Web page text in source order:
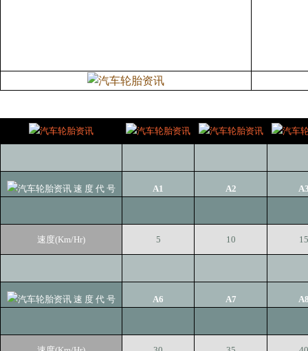
速 度 代 号 A1 A2
速度(Km/Hr) 5 10 15
速 度 代 号 A6 A7